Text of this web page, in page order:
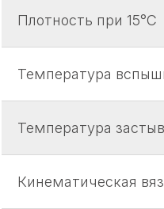
Плотность при 15°С
Температура
Температура
Кинематическая